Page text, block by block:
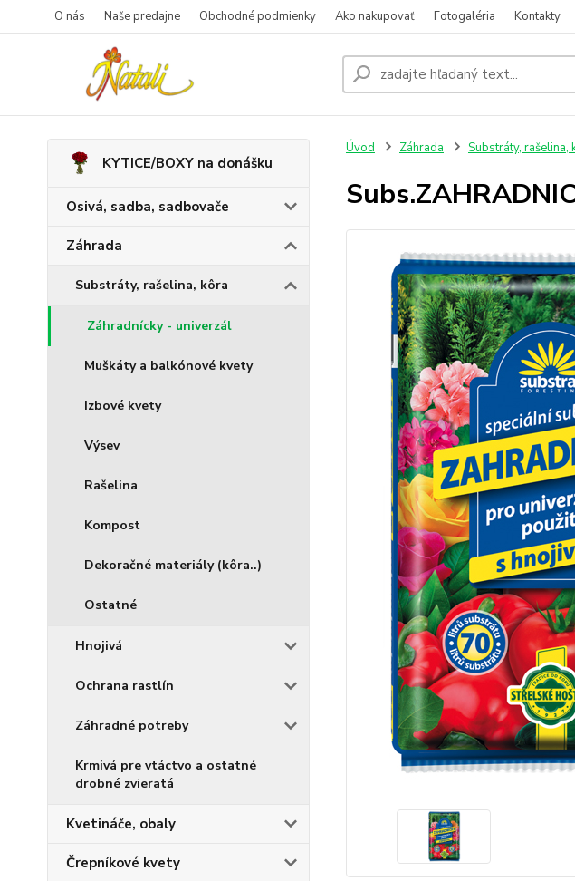
O nás Naše predajne Obchodné podmienky Ako nakupovať Fotogaléria Kontakty
KYTICE/BOXY na donášku
Osivá, sadba, sadbovače
Záhrada
Substráty, rašelina, kôra
Záhradnícky - univerzál
Muškáty a balkónové kvety
Izbové kvety
Výsev
Rašelina
Kompost
Dekoračné materiály (kôra..)
Ostatné
Hnojivá
Ochrana rastlín
Záhradné potreby
Krmivá pre vtáctvo a ostatné
drobné zvieratá
Kvetináče, obaly
Črepníkové kvety
Úvod Záhrada Substráty, rašelina,